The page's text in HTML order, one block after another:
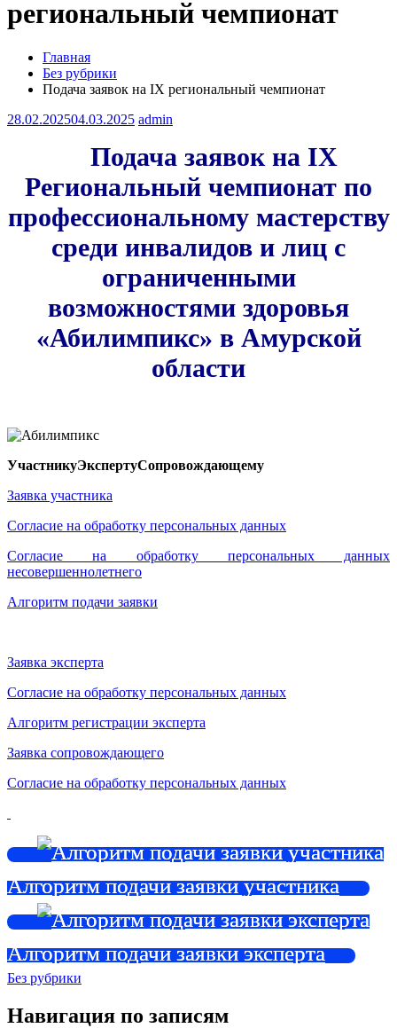
региональный чемпионат
Главная
Без рубрики
Подача заявок на IX региональный чемпионат
28.02.202504.03.2025 admin
Подача заявок на IX
Региональный чемпионат по
профессиональному мастерству
среди инвалидов и лиц с
ограниченными
возможностями здоровья
«Абилимпикс» в Амурской
области
УчастникуЭкспертуСопровождающему
Заявка участника
Согласие на обработку персональных данных
Согласие на обработку персональных данных
несовершеннолетнего
Алгоритм подачи заявки
Заявка эксперта
Согласие на обработку персональных данных
Алгоритм регистрации эксперта
Заявка сопровождающего
Согласие на обработку персональных данных
Алгоритм подачи заявки участника
Алгоритм подачи заявки эксперта
Без рубрики
Навигация по записям